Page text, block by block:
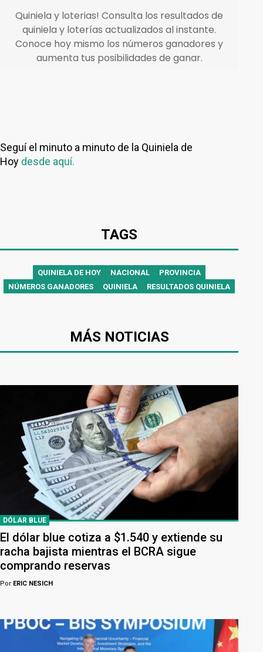
Seguí el minuto a minuto de la Quiniela de
Hoy desde aquí.
TAGS
QUINIELA DE HOY NACIONAL
PROVINCIA
NÚMEROS GANADORES
QUINIELA RESULTADOS QUINIELA
MÁS NOTICIAS
DÓLAR BLUE
El dólar blue cotiza a $1.540 y extiende su
racha bajista mientras el BCRA sigue
comprando reservas
Por ERIC NESICH